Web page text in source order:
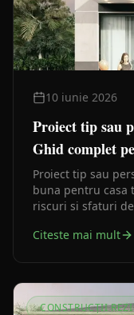
10 iunie 2026
Proiect tip sau
Ghid complet
Constanta
Proiect tip sau
buna pentru casa
riscuri si sfaturi
Citeste mai mult
CONSTRUCȚII